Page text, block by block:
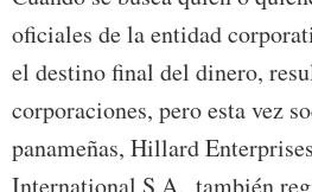
oficiales de la entidad
el destino final del dinero,
corporaciones, pero esta vez
panameñas, Hillard
International S.A., también